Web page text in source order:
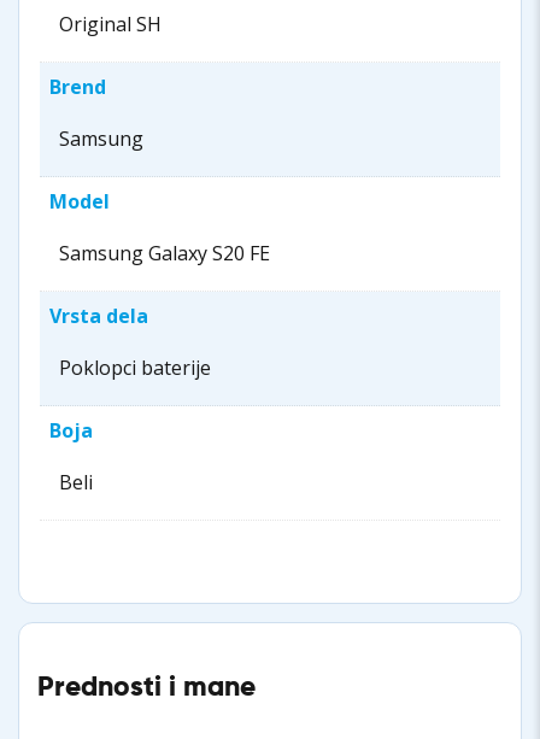
Original SH
Brend
Samsung
Model
Samsung Galaxy S20 FE
Vrsta dela
Poklopci baterije
Boja
Beli
Prednosti i mane